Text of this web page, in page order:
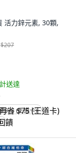
活力鋅元素, 30顆,
$207
送達
$75 (王道卡)